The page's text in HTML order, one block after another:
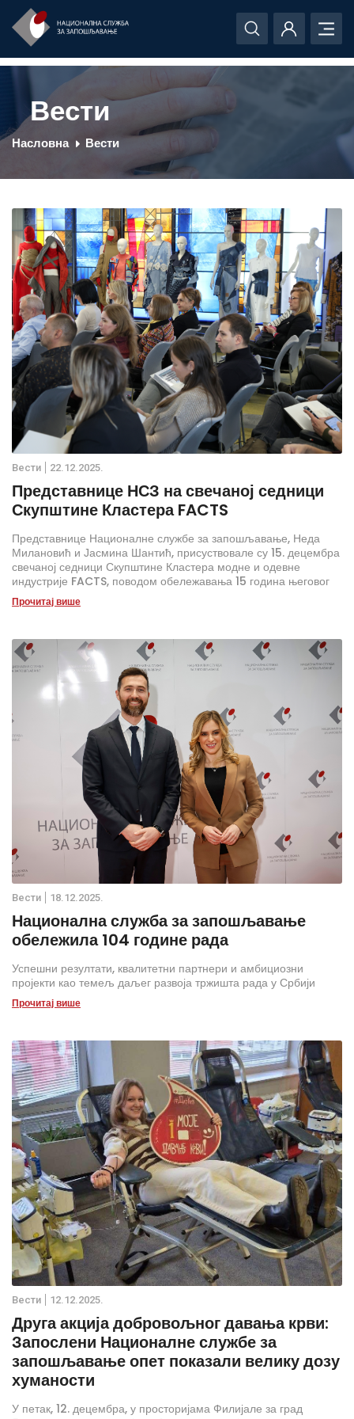
Вести
Насловна Вести
Вести 22.12.2025.
Представнице НСЗ на свечаној седници
Скупштине Кластера FACTS
Представнице Националне службе за запошљавање, Неда
Милановић и Јасмина Шантић, присуствовале су 15. децембра
свечаној седници Скупштине Кластера модне и одевне
индустрије FACTS, поводом обележавања 15 година његовог
рада. На догађају су представљене истакнуте активности и
остварени резултати овог кластера у претходном периоду.
Прочитај више
Вести 18.12.2025.
Национална служба за запошљавање
обележила 104 године рада
Успешни резултати, квалитетни партнери и амбициозни
пројекти као темељ даљег развоја тржишта рада у Србији
Прочитај више
Вести 12.12.2025.
Друга акција добровољног давања крви:
Запослени Националне службе за
запошљавање опет показали велику дозу
хуманости
У петак, 12. децембра, у просторијама Филијале за град